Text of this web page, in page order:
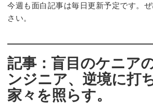
今週も面白記事は毎日更新予定です。
さい。
記事：盲目のケニア
ンジニア、逆境に打
家々を照らす。